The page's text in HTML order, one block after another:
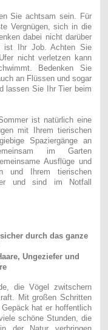
Sie achtsam sein. Für
Vergnügen, sich in die
dabei nicht darüber
ist Ihr Job. Achten Sie
nicht verletzen kann
Bedenken Sie
an Flüssen und sogar
lassen Sie Ihr Tier beim
ist natürlich eine
mit Ihrem tierischen
Spaziergänge an
im Garten
Ausflüge und
und Ihrem tierischen
und sind im Notfall
durch das ganze
Ungeziefer und
die Vögel zwitschern
Mit großen Schritten
hat er hoffentlich
schöne Stunden, die